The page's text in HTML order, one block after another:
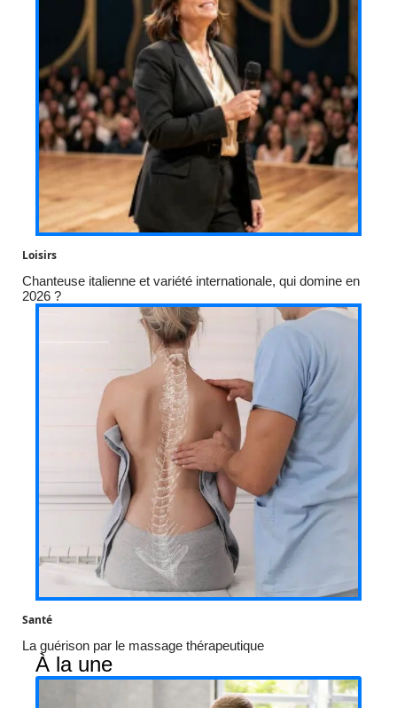
Loisirs
Chanteuse italienne et variété internationale, qui domine en
2026 ?
Santé
La guérison par le massage thérapeutique
À la une